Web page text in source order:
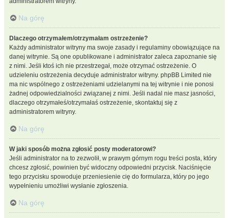
Na górę
Dlaczego otrzymałem/otrzymałam ostrzeżenie?
Każdy administrator witryny ma swoje zasady i regulaminy obowiązujące na
danej witrynie. Są one opublikowane i administrator zaleca zapoznanie się
z nimi. Jeśli ktoś ich nie przestrzegał, może otrzymać ostrzeżenie. O
udzieleniu ostrzeżenia decyduje administrator witryny. phpBB Limited nie
ma nic wspólnego z ostrzeżeniami udzielanymi na tej witrynie i nie ponosi
żadnej odpowiedzialności związanej z nimi. Jeśli nadal nie masz jasności,
dlaczego otrzymałeś/otrzymałaś ostrzeżenie, skontaktuj się z
administratorem witryny.
Na górę
W jaki sposób można zgłosić posty moderatorowi?
Jeśli administrator na to zezwolił, w prawym górnym rogu treści posta, który
chcesz zgłosić, powinien być widoczny odpowiedni przycisk. Naciśnięcie
tego przycisku spowoduje przeniesienie cię do formularza, który po jego
wypełnieniu umożliwi wysłanie zgłoszenia.
Na górę